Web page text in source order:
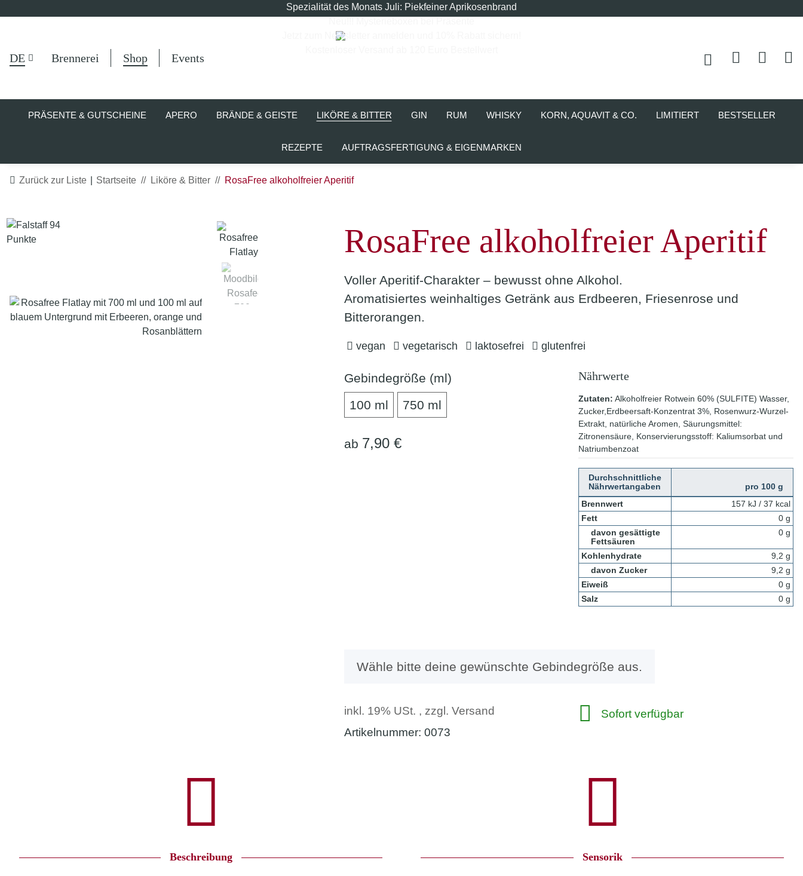
Spezialität des Monats Juli: Piekfeiner Aprikosenbrand
Jetzt zum Newsletter anmelden und 10% Rabatt sichern!
DE Brennerei Shop Events
PRÄSENTE & GUTSCHEINE APERO BRÄNDE & GEISTE LIKÖRE & BITTER GIN RUM WHISKY KORN, AQUAVIT & CO. LIMITIERT BESTSELLER
REZEPTE AUFTRAGSFERTIGUNG & EIGENMARKEN
Zurück zur Liste Startseite Liköre & Bitter RosaFree alkoholfreier Aperitif
RosaFree alkoholfreier Aperitif
Voller Aperitif-Charakter – bewusst ohne Alkohol.
Aromatisiertes weinhaltiges Getränk aus Erdbeeren, Friesenrose und
Bitterorangen.
vegan vegetarisch laktosefrei glutenfrei
Gebindegröße (ml)
100 ml 100 ml
750 ml
ab 7,90 €
Nährwerte
Zutaten: Alkoholfreier Rotwein 60% (SULFITE) Wasser,
Zucker,Erdbeersaft-Konzentrat 3%, Rosenwurz-Wurzel-
Extrakt, natürliche Aromen, Säurungsmittel:
Zitronensäure, Konservierungsstoff: Kaliumsorbat und
Natriumbenzoat
Durchschnittliche
Nährwertangaben
pro 100 g
Brennwert
157 kJ / 37 kcal
Fett
0 g
davon gesättigte
Fettsäuren
0 g
Kohlenhydrate
9,2 g
davon Zucker
9,2 g
Eiweiß
0 g
Salz
0 g
x
Wähle bitte deine gewünschte Gebindegröße aus.
inkl. 19% USt. , zzgl. Versand
Artikelnummer: 0073
Sofort verfügbar
Beschreibung Sensorik